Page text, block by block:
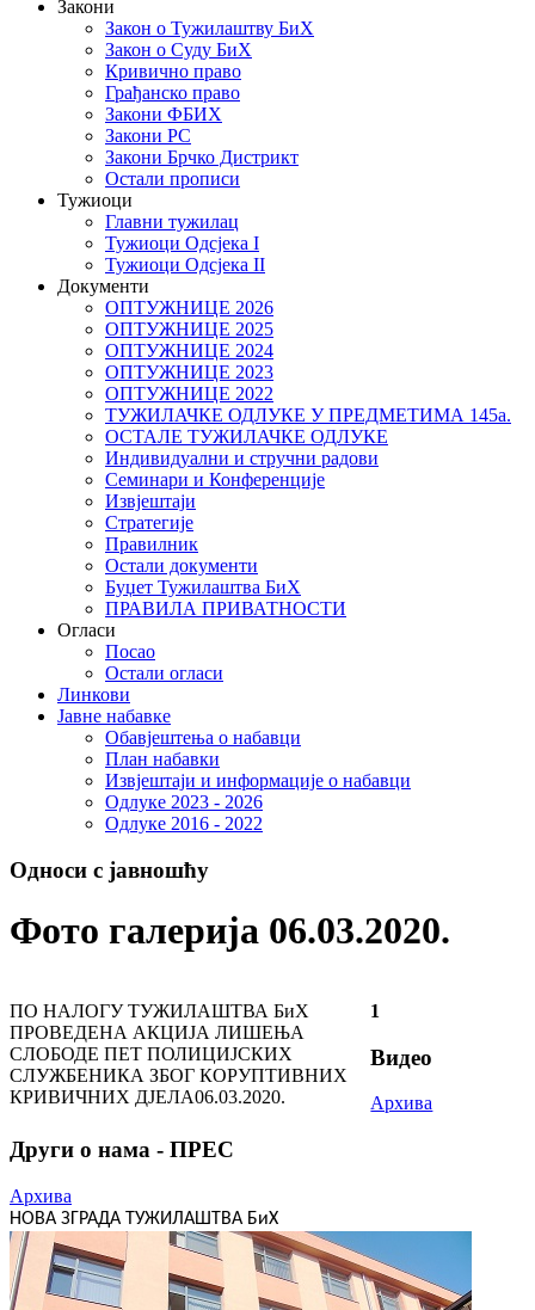
Закони
Закон о Тужилаштву БиХ
Закон о Суду БиХ
Кривично право
Грађанско право
Закони ФБИХ
Закони РС
Закони Брчко Дистрикт
Остали прописи
Тужиоци
Главни тужилац
Тужиоци Oдсјекa I
Тужиоци Oдсјекa II
Документи
ОПТУЖНИЦЕ 2026
ОПТУЖНИЦЕ 2025
ОПТУЖНИЦЕ 2024
ОПТУЖНИЦЕ 2023
ОПТУЖНИЦЕ 2022
ТУЖИЛАЧКЕ ОДЛУКЕ У ПРЕДМЕТИМА 145а.
ОСТАЛЕ ТУЖИЛАЧКЕ ОДЛУКЕ
Индивидуални и стручни радови
Семинари и Конференције
Извјештаји
Стратегије
Правилник
Остали документи
Буџет Тужилаштва БиХ
ПРАВИЛА ПРИВАТНОСТИ
Огласи
Посао
Остали огласи
Линкови
Јавне набавке
Обавјештења о набавци
План набавки
Извјештаји и информације о набавци
Одлуке 2023 - 2026
Одлуке 2016 - 2022
Односи с јавношћу
Фото галерија 06.03.2020.
ПО НАЛОГУ ТУЖИЛАШТВА БиХ
ПРОВЕДЕНА АКЦИЈА ЛИШЕЊА
СЛОБОДЕ ПЕТ ПОЛИЦИЈСКИХ
СЛУЖБЕНИКА ЗБОГ КОРУПТИВНИХ
КРИВИЧНИХ ДЈЕЛА06.03.2020.
1
Видео
Архива
Други о нама - ПРЕС
Архива
НОВА ЗГРАДА ТУЖИЛАШТВА БиХ